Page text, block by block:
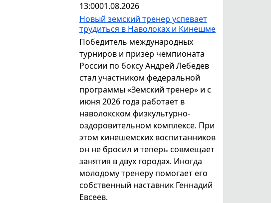
13:0001.08.2026
Новый земский тренер успевает
трудиться в Наволоках и Кинешме
Победитель международных
турниров и призёр чемпионата
России по боксу Андрей Лебедев
стал участником федеральной
программы «Земский тренер» и с
июня 2026 года работает в
наволокском физкультурно-
оздоровительном комплексе. При
этом кинешемских воспитанников
он не бросил и теперь совмещает
занятия в двух городах. Иногда
молодому тренеру помогает его
собственный наставник Геннадий
Евсеев.